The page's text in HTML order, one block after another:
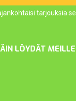
tarjouksia
LÖYDÄT MEILLE